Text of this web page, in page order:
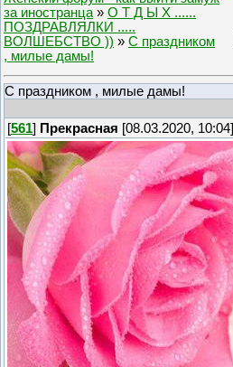
за иностранца » О Т Д Ы Х ......
ПОЗДРАВЛЯЛКИ .....
ВОЛШЕБСТВО )) » C праздником
, милые дамы!
C праздником , милые дамы!
[561] Прекрасная [08.03.2020, 10:04]